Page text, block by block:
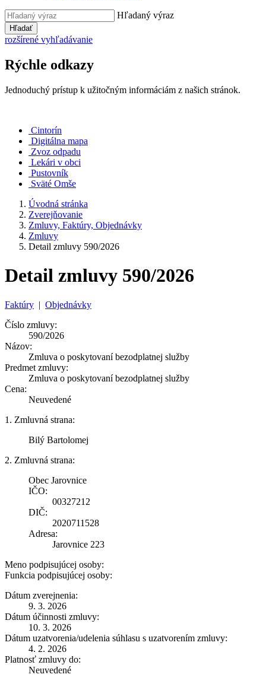
Hľadaný výraz
Hľadať
rozšírené vyhľadávanie
Rýchle odkazy
Jednoduchý prístup k užitočným informáciám z našich stránok.
Cintorín
Digitálna mapa
Zvoz odpadu
Lekári v obci
Pustovník
Sväté Omše
Úvodná stránka
Zverejňovanie
Zmluvy, Faktúry, Objednávky
Zmluvy
Detail zmluvy 590/2026
Detail zmluvy 590/2026
Faktúry | Objednávky
Číslo zmluvy:
590/2026
Názov:
Zmluva o poskytovaní bezodplatnej služby
Predmet zmluvy:
Zmluva o poskytovaní bezodplatnej služby
Cena:
Neuvedené
1. Zmluvná strana:
Bilý Bartolomej
2. Zmluvná strana:
Obec Jarovnice
IČO:
00327212
DIČ:
2020711528
Adresa:
Jarovnice 223
Meno podpisujúcej osoby:
Funkcia podpisujúcej osoby:
Dátum zverejnenia:
9. 3. 2026
Dátum účinnosti zmluvy:
10. 3. 2026
Dátum uzatvorenia/udelenia súhlasu s uzatvorením zmluvy:
4. 2. 2026
Platnosť zmluvy do:
Neuvedené